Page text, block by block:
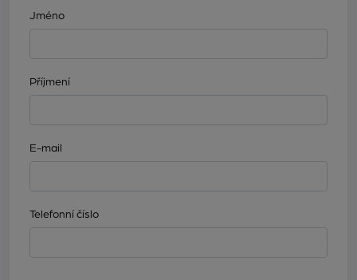
Jméno
Příjmení
E-mail
Telefonní číslo